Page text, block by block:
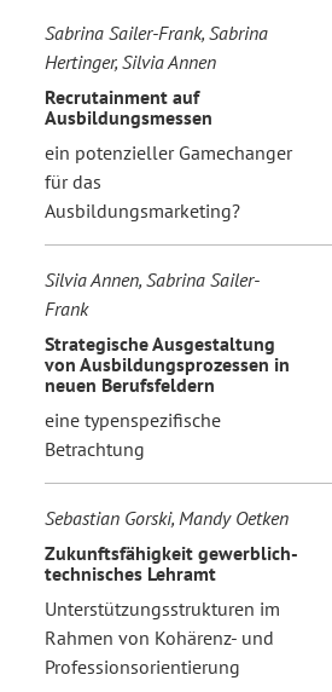
Sabrina Sailer-Frank, Sabrina
Hertinger, Silvia Annen
Recrutainment auf
Ausbildungsmessen
ein potenzieller Gamechanger
für das
Ausbildungsmarketing?
Silvia Annen, Sabrina Sailer-
Frank
Strategische Ausgestaltung
von Ausbildungsprozessen in
neuen Berufsfeldern
eine typenspezifische
Betrachtung
Sebastian Gorski, Mandy Oetken
Zukunftsfähigkeit gewerblich-
technisches Lehramt
Unterstützungsstrukturen im
Rahmen von Kohärenz- und
Professionsorientierung